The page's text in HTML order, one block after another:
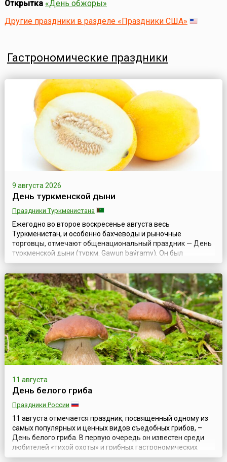
Открытка «День обжоры»
Другие праздники в разделе «Праздники США»
Гастрономические праздники
9 августа 2026
День туркменской дыни
Праздники Туркменистана
Ежегодно во второе воскресенье августа весь
Туркменистан, и особенно бахчеводы и рыночные
торговцы, отмечают общенациональный праздник — День
туркменской дыни (туркм. Gawun baýramy). Он был
учрежден в 1994 году первым президентом страны
Сапармуратом Ниязовым.На территории Туркменистана
уже несколько тысячелетий выращивают бахчевые
культуры, в том числе сладкие, сочные, ароматные дыни.
Это подт...
11 августа
День белого гриба
Праздники России
11 августа отмечается праздник, посвященный одному из
самых популярных и ценных видов съедобных грибов, –
День белого гриба. В первую очередь он известен среди
любителей «тихой охоты» и грибных гастрономических
блюд.Белый гриб – настоящий царь грибов. Он